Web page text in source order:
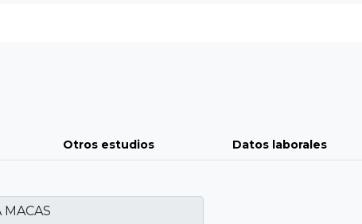
Otros estudios Datos laborales